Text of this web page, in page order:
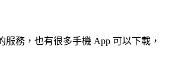
務，也有很多手機 App 可以下載，